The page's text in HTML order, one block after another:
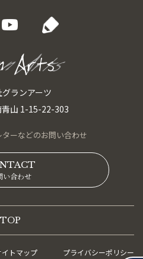
ランアーツ
山 1-15-22-303
ターなどのお問い合わせ
い合わせ
TOP
イトマップ プライバシーポリシー